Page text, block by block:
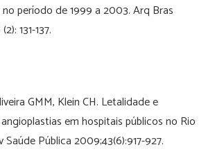
período de 1999 a 2003. Arq Bras
131-137.
GMM, Klein CH. Letalidade e
em hospitais públicos no Rio
Saúde Pública 2009;43(6):917-927.